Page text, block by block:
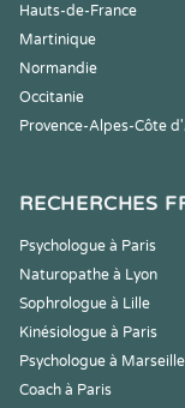
Hauts-de-France
Martinique
Normandie
Occitanie
Provence-Alpes-Côte
RECHERCHES
Psychologue à Paris
Naturopathe à Lyon
Sophrologue à Lille
Kinésiologue à Paris
Psychologue à Marseille
Coach à Paris